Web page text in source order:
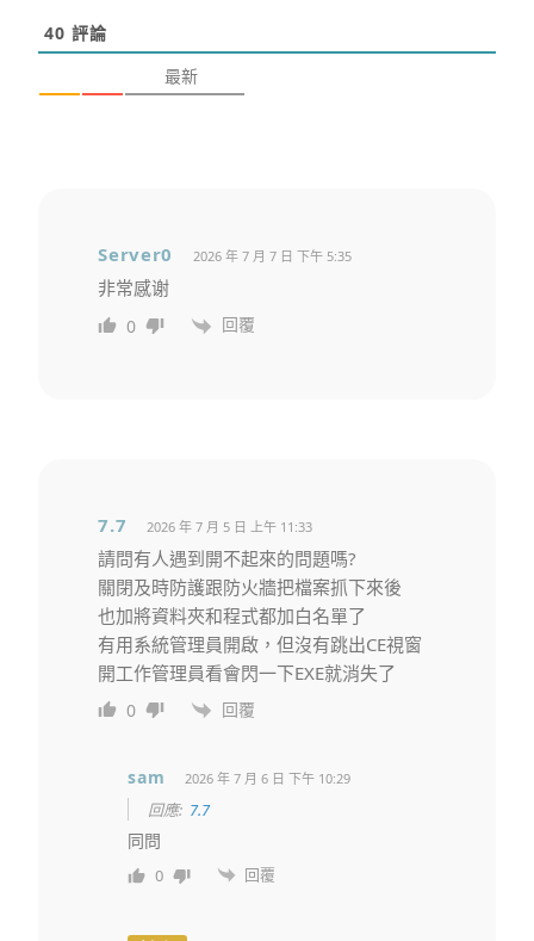
40 評論
最新
Server0 2026 年 7 月 7 日 下午 5:35
非常感谢
0 回覆
7.7 2026 年 7 月 5 日 上午 11:33
請問有人遇到開不起來的問題嗎?
關閉及時防護跟防火牆把檔案抓下來後
也加將資料夾和程式都加白名單了
有用系統管理員開啟，但沒有跳出CE視窗
開工作管理員看會閃一下EXE就消失了
0 回覆
sam 2026 年 7 月 6 日 下午 10:29
回應: 7.7
同問
0 回覆